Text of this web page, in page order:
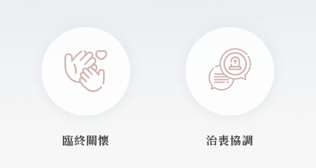
臨終關懷 治喪協調